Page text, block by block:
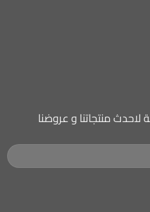
لاحدث منتجاتنا و عروضنا